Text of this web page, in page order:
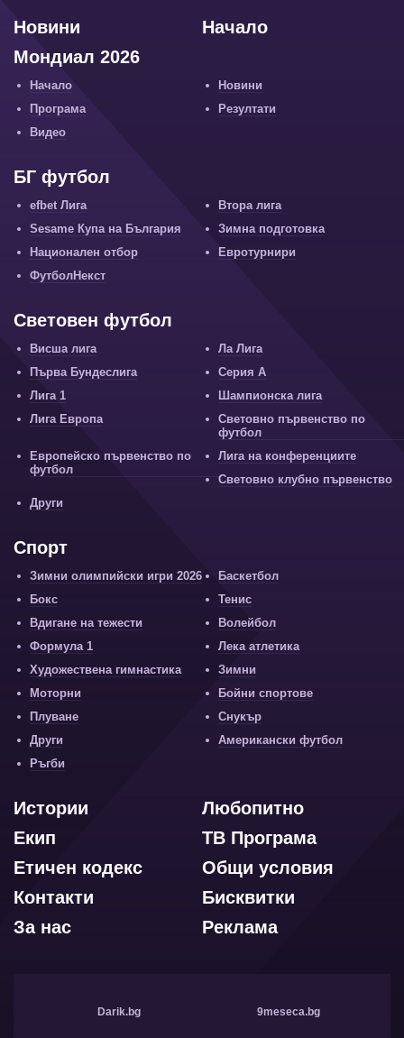
Начало
Новини
Мондиал 2026
Начало
Новини
Програма
Резултати
Видео
БГ футбол
efbet Лига
Втора лига
Sesame Купа на България
Зимна подготовка
Национален отбор
Евротурнири
ФутболНекст
Световен футбол
Висша лига
Ла Лига
Първа Бундеслига
Серия А
Лига 1
Шампионска лига
Лига Европа
Световно първенство по
футбол
Европейско първенство по
футбол
Лига на конференциите
Световно клубно първенство
Други
Спорт
Зимни олимпийски игри 2026
Баскетбол
Бокс
Тенис
Вдигане на тежести
Волейбол
Формула 1
Лека атлетика
Художествена гимнастика
Зимни
Моторни
Бойни спортове
Плуване
Снукър
Други
Американски футбол
Ръгби
Любопитно
Истории
ТВ Програма
Екип
Общи условия
Етичен кодекс
Бисквитки
Контакти
Реклама
За нас
Darik.bg 9meseca.bg